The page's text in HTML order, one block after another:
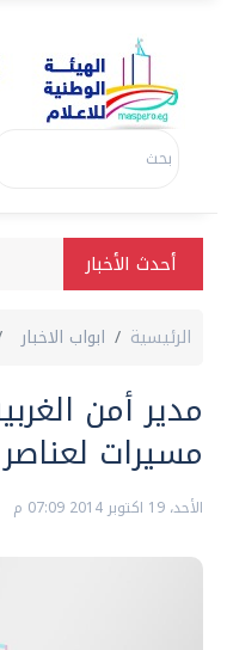
أحدث الأخبار
الرئيسية ابواب الاخبار
مدير أمن
مسيرات لعناصر
الأحد، 19 اكتوبر 2014 07:09 م